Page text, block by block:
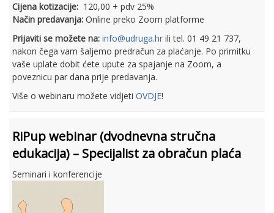
Cijena kotizacije: 120,00 + pdv 25%
Način predavanja: Online preko Zoom platforme
Prijaviti se možete na: info@udruga.hr ili tel. 01 49 21 737,
nakon čega vam šaljemo predračun za plaćanje. Po primitku
vaše uplate dobit ćete upute za spajanje na Zoom, a
poveznicu par dana prije predavanja.
Više o webinaru možete vidjeti OVDJE!
RiPup webinar (dvodnevna stručna
edukacija) – Specijalist za obračun plaća
Seminari i konferencije